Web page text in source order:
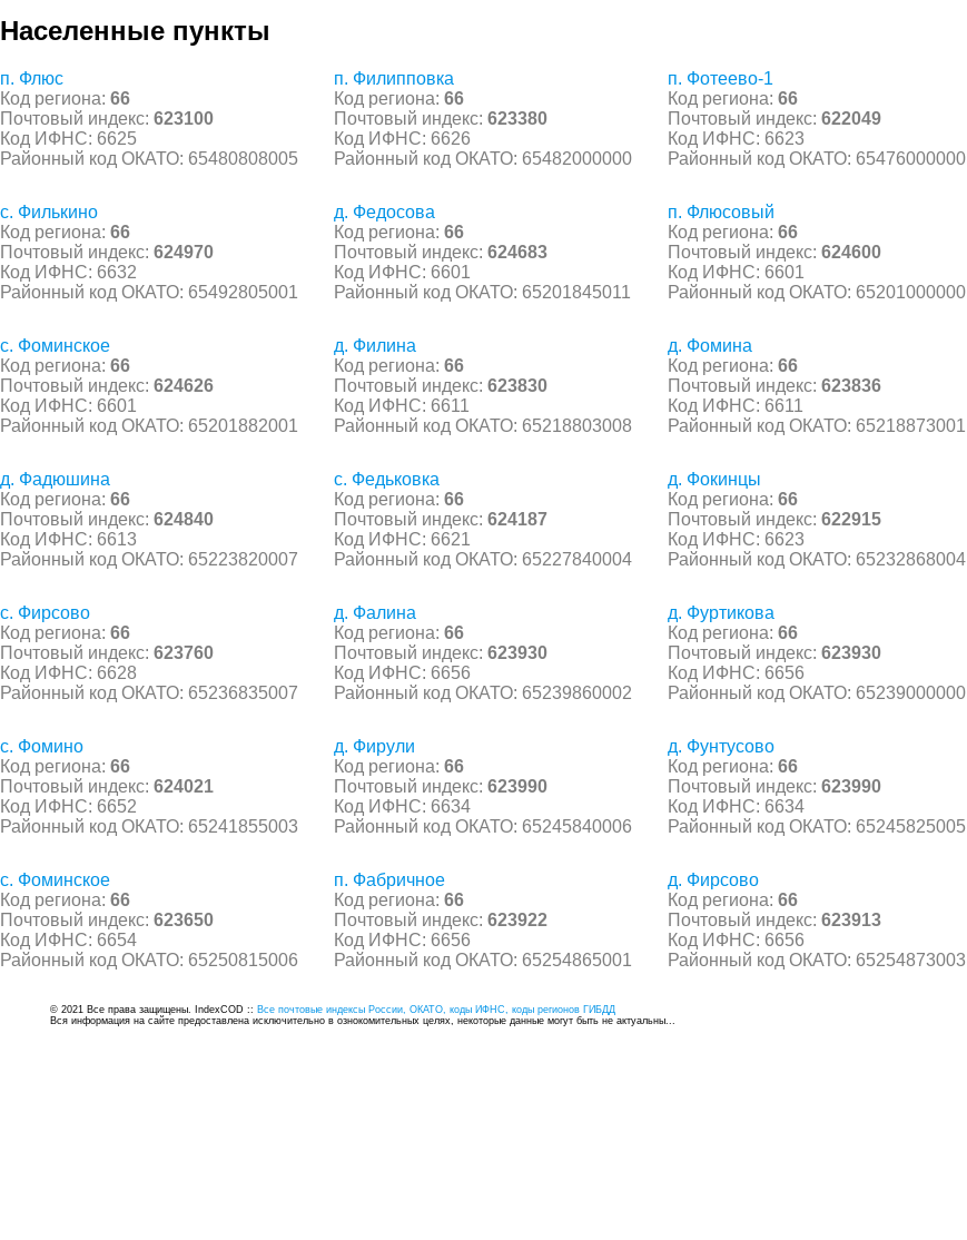
Населенные пункты
п. Флюс
Код региона: 66
Почтовый индекс: 623100
Код ИФНС: 6625
Районный код ОКАТО: 65480808005
п. Филипповка
Код региона: 66
Почтовый индекс: 623380
Код ИФНС: 6626
Районный код ОКАТО: 65482000000
п. Фотеево-1
Код региона: 66
Почтовый индекс: 622049
Код ИФНС: 6623
Районный код ОКАТО: 65476000000
с. Филькино
Код региона: 66
Почтовый индекс: 624970
Код ИФНС: 6632
Районный код ОКАТО: 65492805001
д. Федосова
Код региона: 66
Почтовый индекс: 624683
Код ИФНС: 6601
Районный код ОКАТО: 65201845011
п. Флюсовый
Код региона: 66
Почтовый индекс: 624600
Код ИФНС: 6601
Районный код ОКАТО: 65201000000
с. Фоминское
Код региона: 66
Почтовый индекс: 624626
Код ИФНС: 6601
Районный код ОКАТО: 65201882001
д. Филина
Код региона: 66
Почтовый индекс: 623830
Код ИФНС: 6611
Районный код ОКАТО: 65218803008
д. Фомина
Код региона: 66
Почтовый индекс: 623836
Код ИФНС: 6611
Районный код ОКАТО: 65218873001
д. Фадюшина
Код региона: 66
Почтовый индекс: 624840
Код ИФНС: 6613
Районный код ОКАТО: 65223820007
с. Федьковка
Код региона: 66
Почтовый индекс: 624187
Код ИФНС: 6621
Районный код ОКАТО: 65227840004
д. Фокинцы
Код региона: 66
Почтовый индекс: 622915
Код ИФНС: 6623
Районный код ОКАТО: 65232868004
с. Фирсово
Код региона: 66
Почтовый индекс: 623760
Код ИФНС: 6628
Районный код ОКАТО: 65236835007
д. Фалина
Код региона: 66
Почтовый индекс: 623930
Код ИФНС: 6656
Районный код ОКАТО: 65239860002
д. Фуртикова
Код региона: 66
Почтовый индекс: 623930
Код ИФНС: 6656
Районный код ОКАТО: 65239000000
с. Фомино
Код региона: 66
Почтовый индекс: 624021
Код ИФНС: 6652
Районный код ОКАТО: 65241855003
д. Фирули
Код региона: 66
Почтовый индекс: 623990
Код ИФНС: 6634
Районный код ОКАТО: 65245840006
д. Фунтусово
Код региона: 66
Почтовый индекс: 623990
Код ИФНС: 6634
Районный код ОКАТО: 65245825005
с. Фоминское
Код региона: 66
Почтовый индекс: 623650
Код ИФНС: 6654
Районный код ОКАТО: 65250815006
п. Фабричное
Код региона: 66
Почтовый индекс: 623922
Код ИФНС: 6656
Районный код ОКАТО: 65254865001
д. Фирсово
Код региона: 66
Почтовый индекс: 623913
Код ИФНС: 6656
Районный код ОКАТО: 65254873003
© 2021 Все права защищены. IndexCOD :: Все почтовые индексы России, ОКАТО, коды ИФНС, коды регионов ГИБДД
Вся информация на сайте предоставлена исключительно в ознокомительных целях, некоторые данные могут быть не актуальны...